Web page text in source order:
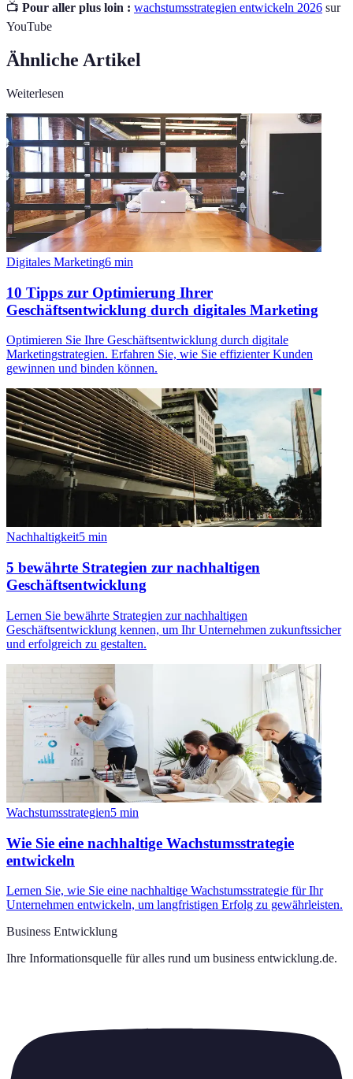
📺 Pour aller plus loin : wachstumsstrategien entwickeln 2026 sur
YouTube
Ähnliche Artikel
Weiterlesen
Digitales Marketing6 min
10 Tipps zur Optimierung Ihrer
Geschäftsentwicklung durch digitales Marketing
Optimieren Sie Ihre Geschäftsentwicklung durch digitale
Marketingstrategien. Erfahren Sie, wie Sie effizienter Kunden
gewinnen und binden können.
Nachhaltigkeit5 min
5 bewährte Strategien zur nachhaltigen
Geschäftsentwicklung
Lernen Sie bewährte Strategien zur nachhaltigen
Geschäftsentwicklung kennen, um Ihr Unternehmen zukunftssicher
und erfolgreich zu gestalten.
Wachstumsstrategien5 min
Wie Sie eine nachhaltige Wachstumsstrategie
entwickeln
Lernen Sie, wie Sie eine nachhaltige Wachstumsstrategie für Ihr
Unternehmen entwickeln, um langfristigen Erfolg zu gewährleisten.
Business Entwicklung
Ihre Informationsquelle für alles rund um business entwicklung.de.